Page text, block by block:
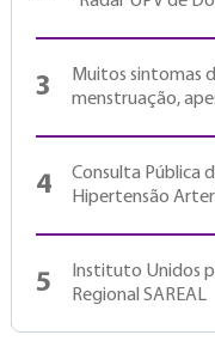
3
Muitos sintomas
menstruação,
4
Consulta Pública
Hipertensão
5
Instituto Unidos
Regional SAREAL